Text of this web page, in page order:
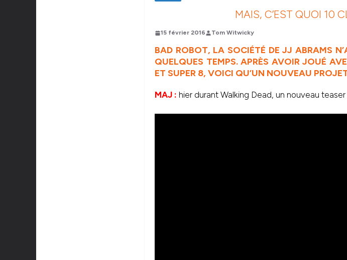
MAIS, C’EST QUOI 10
15 février 2016 Tom Witwicky
BAD ROBOT, LA SOCIÉTÉ DE JJ ABRAMS
QUELQUES TEMPS. APRÈS AVOIR JOUÉ
ET SUPER 8, VOICI QU’UN NOUVEAU
MAJ : hier durant Walking Dead, un nouveau